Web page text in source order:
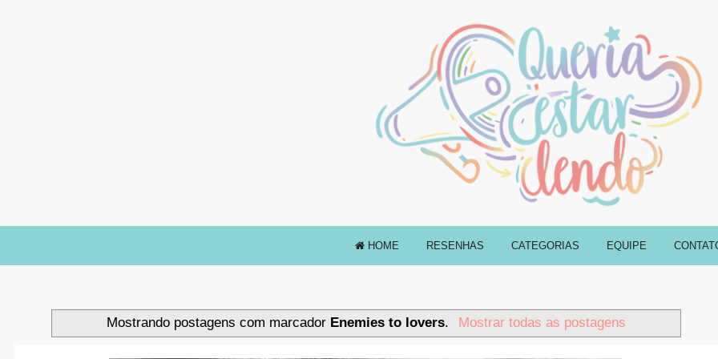
HOME RESENHAS CATEGORIAS EQUIPE
Mostrando postagens com marcador Enemies to lovers. Mostrar todas as postagens